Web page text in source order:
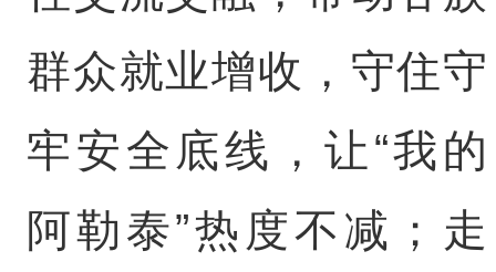
群众就业增收，守住守
牢安全底线，让“我的
阿勒泰”热度不减；走